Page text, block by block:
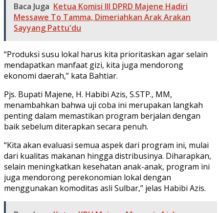
Baca Juga Ketua Komisi III DPRD Majene Hadiri
Messawe To Tamma, Dimeriahkan Arak Arakan
Sayyang Pattu'du
“Produksi susu lokal harus kita prioritaskan agar selain
mendapatkan manfaat gizi, kita juga mendorong
ekonomi daerah,” kata Bahtiar.
Pjs. Bupati Majene, H. Habibi Azis, S.STP., MM,
menambahkan bahwa uji coba ini merupakan langkah
penting dalam memastikan program berjalan dengan
baik sebelum diterapkan secara penuh.
“Kita akan evaluasi semua aspek dari program ini, mulai
dari kualitas makanan hingga distribusinya. Diharapkan,
selain meningkatkan kesehatan anak-anak, program ini
juga mendorong perekonomian lokal dengan
menggunakan komoditas asli Sulbar,” jelas Habibi Azis.